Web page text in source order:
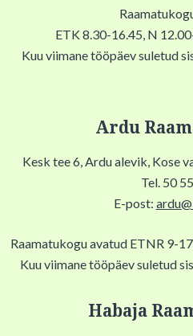
ETK 8.30-16.45, N
Kuu viimane tööpäev suletud
Ardu
Kesk tee 6, Ardu alevik, Kose
Tel. 50
E-post:
Raamatukogu avatud ETNR 9-
Kuu viimane tööpäev suletud
Habaja